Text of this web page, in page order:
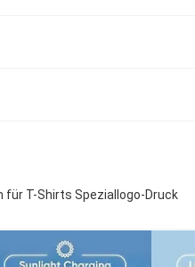
für T-Shirts Speziallogo-Druck